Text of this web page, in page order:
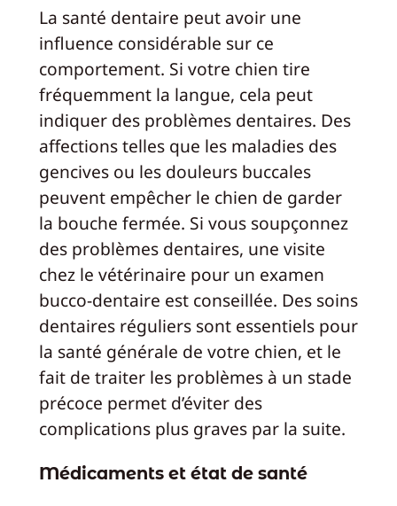
La santé dentaire peut avoir une
influence considérable sur ce
comportement. Si votre chien tire
fréquemment la langue, cela peut
indiquer des problèmes dentaires. Des
affections telles que les maladies des
gencives ou les douleurs buccales
peuvent empêcher le chien de garder
la bouche fermée. Si vous soupçonnez
des problèmes dentaires, une visite
chez le vétérinaire pour un examen
bucco-dentaire est conseillée. Des soins
dentaires réguliers sont essentiels pour
la santé générale de votre chien, et le
fait de traiter les problèmes à un stade
précoce permet d’éviter des
complications plus graves par la suite.
Médicaments et état de santé